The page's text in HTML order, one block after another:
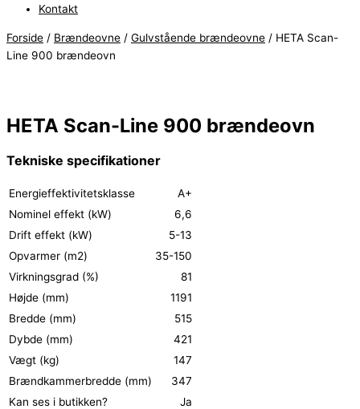
Kontakt
Forside / Brændeovne / Gulvstående brændeovne / HETA Scan-
Line 900 brændeovn
HETA Scan-Line 900 brændeovn
Tekniske specifikationer
Energieffektivitetsklasse
A+
Nominel effekt (kW)
6,6
Drift effekt (kW)
5-13
Opvarmer (m2)
35-150
Virkningsgrad (%)
81
Højde (mm)
1191
Bredde (mm)
515
Dybde (mm)
421
Vægt (kg)
147
Brændkammerbredde (mm)
347
Kan ses i butikken?
Ja